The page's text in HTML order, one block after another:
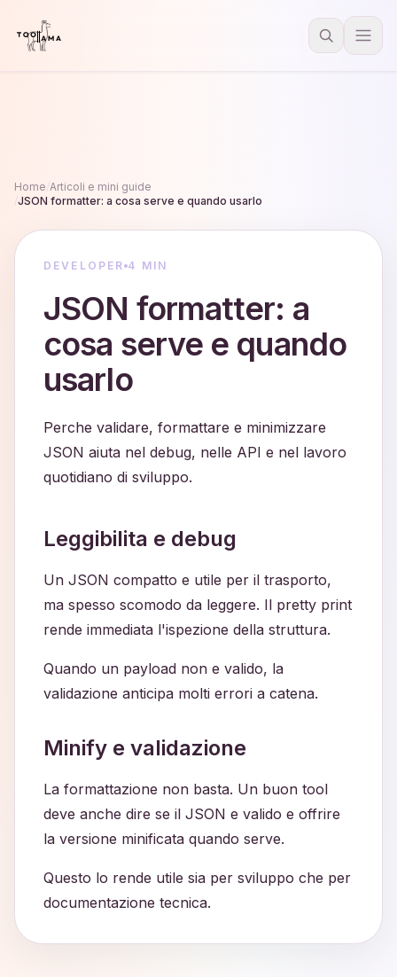
Home Articoli e mini guide
JSON formatter: a cosa serve e quando usarlo
DEVELOPER 4 MIN
JSON formatter: a
cosa serve e quando
usarlo
Perche validare, formattare e minimizzare
JSON aiuta nel debug, nelle API e nel lavoro
quotidiano di sviluppo.
Leggibilita e debug
Un JSON compatto e utile per il trasporto,
ma spesso scomodo da leggere. Il pretty print
rende immediata l'ispezione della struttura.
Quando un payload non e valido, la
validazione anticipa molti errori a catena.
Minify e validazione
La formattazione non basta. Un buon tool
deve anche dire se il JSON e valido e offrire
la versione minificata quando serve.
Questo lo rende utile sia per sviluppo che per
documentazione tecnica.